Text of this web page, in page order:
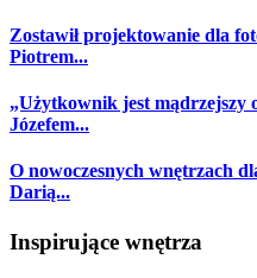
Zostawił projektowanie dla
Piotrem...
„Użytkownik jest mądrzejszy
Józefem...
O nowoczesnych wnętrzach
Darią...
Inspirujące wnętrza